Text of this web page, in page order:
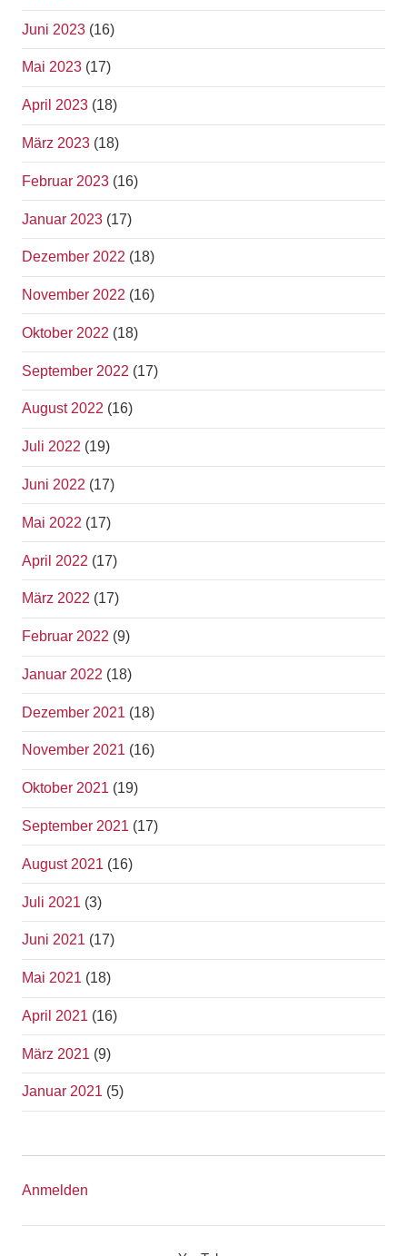
Juni 2023 (16)
Mai 2023 (17)
April 2023 (18)
März 2023 (18)
Februar 2023 (16)
Januar 2023 (17)
Dezember 2022 (18)
November 2022 (16)
Oktober 2022 (18)
September 2022 (17)
August 2022 (16)
Juli 2022 (19)
Juni 2022 (17)
Mai 2022 (17)
April 2022 (17)
März 2022 (17)
Februar 2022 (9)
Januar 2022 (18)
Dezember 2021 (18)
November 2021 (16)
Oktober 2021 (19)
September 2021 (17)
August 2021 (16)
Juli 2021 (3)
Juni 2021 (17)
Mai 2021 (18)
April 2021 (16)
März 2021 (9)
Januar 2021 (5)
Anmelden